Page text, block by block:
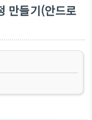
만들기(안드로